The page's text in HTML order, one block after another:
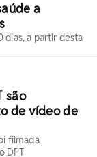
a
a partir desta
são
de vídeo de
filmada
DPT